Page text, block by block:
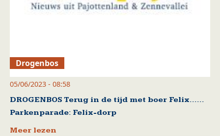
Drogenbos
05/06/2023 - 08:58
DROGENBOS Terug in de tijd met boer Felix……
Parkenparade: Felix-dorp
Meer lezen